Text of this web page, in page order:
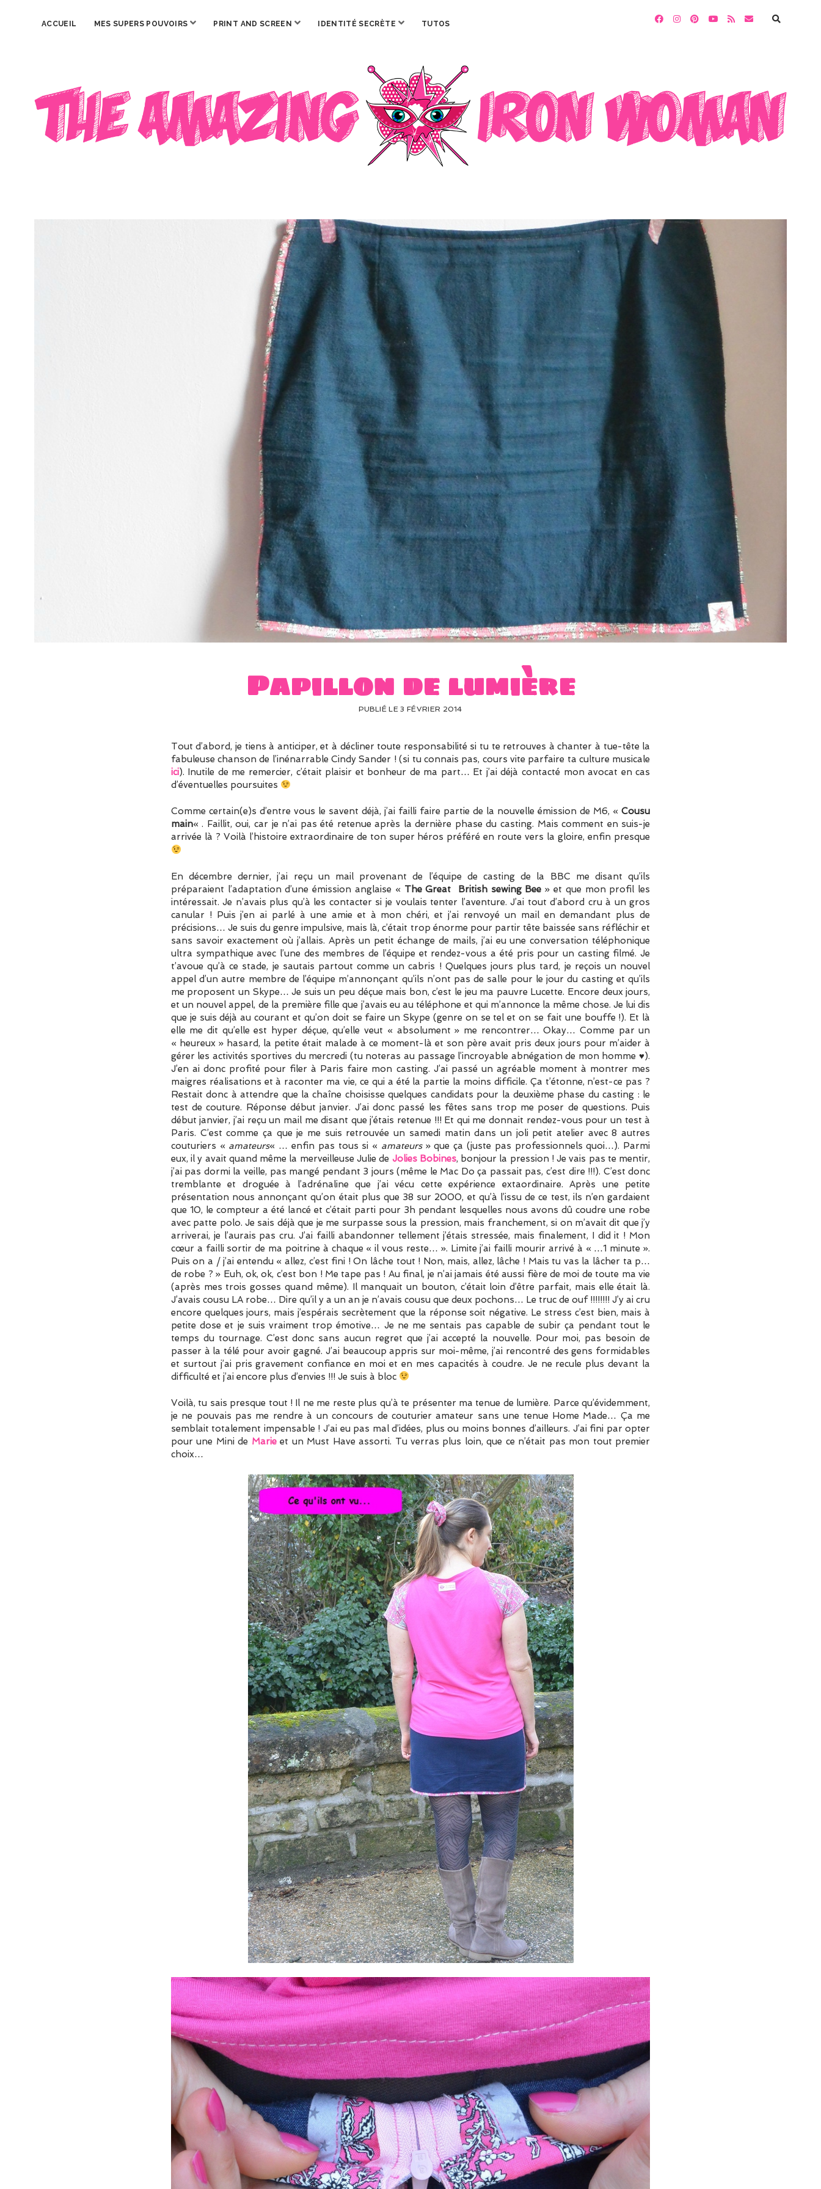
ACCUEIL MES SUPERS POUVOIRS ouvrirPRINT AND SCREEN ouvrir IDENTITÉ SECRÈTE ouvrir
TUTOS
facebookinstagram
pinterestyoutube
rss email
The
Amazing
Woman
Papillon de lumière
PUBLIÉ LE 3 FÉVRIER 2014
Tout d’abord, je tiens à anticiper, et à décliner toute responsabilité si tu te retrouves à chanter à tue-tête la
fabuleuse chanson de l’inénarrable Cindy Sander ! (si tu connais pas, cours vite parfaire ta culture musicale
ici). Inutile de me remercier, c’était plaisir et bonheur de ma part… Et j’ai déjà contacté mon avocat en cas
d’éventuelles poursuites
Comme certain(e)s d’entre vous le savent déjà, j’ai failli faire partie de la nouvelle émission de M6, «Cousu
main« . Faillit, oui, car je n’ai pas été retenue après la dernière phase du casting. Mais comment en suis-je
arrivée là ? Voilà l’histoire extraordinaire de ton super héros préféré en route vers la gloire, enfin presque
En décembre dernier, j’ai reçu un mail provenant de l’équipe de casting de la BBC me disant qu’ils
préparaient l’adaptation d’une émission anglaise « The Great British sewing Bee » et que mon profil les
intéressait. Je n’avais plus qu’à les contacter si je voulais tenter l’aventure. J’ai tout d’abord cru à un gros
canular ! Puis j’en ai parlé à une amie et à mon chéri, et j’ai renvoyé un mail en demandant plus de
précisions… Je suis du genre impulsive, mais là, c’était trop énorme pour partir tête baissée sans réfléchir et
sans savoir exactement où j’allais. Après un petit échange de mails, j’ai eu une conversation téléphonique
ultra sympathique avec l’une des membres de l’équipe et rendez-vous a été pris pour un casting filmé. Je
t’avoue qu’à ce stade, je sautais partout comme un cabris ! Quelques jours plus tard, je reçois un nouvel
appel d’un autre membre de l’équipe m’annonçant qu’ils n’ont pas de salle pour le jour du casting et qu’ils
me proposent un Skype… Je suis un peu déçue mais bon, c’est le jeu ma pauvre Lucette. Encore deux jours,
et un nouvel appel, de la première fille que j’avais eu au téléphone et qui m’annonce la même chose. Je lui dis
que je suis déjà au courant et qu’on doit se faire un Skype (genre on se tel et on se fait une bouffe !). Et là
elle me dit qu’elle est hyper déçue, qu’elle veut « absolument » me rencontrer… Okay… Comme par un
« heureux » hasard, la petite était malade à ce moment-là et son père avait pris deux jours pour m’aider à
gérer les activités sportives du mercredi (tu noteras au passage l’incroyable abnégation de mon homme ♥).
J’en ai donc profité pour filer à Paris faire mon casting. J’ai passé un agréable moment à montrer mes
maigres réalisations et à raconter ma vie, ce qui a été la partie la moins difficile. Ça t’étonne, n’est-ce pas ?
Restait donc à attendre que la chaîne choisisse quelques candidats pour la deuxième phase du casting : le
test de couture. Réponse début janvier. J’ai donc passé les fêtes sans trop me poser de questions. Puis
début janvier, j’ai reçu un mail me disant que j’étais retenue !!! Et qui me donnait rendez-vous pour un test à
Paris. C’est comme ça que je me suis retrouvée un samedi matin dans un joli petit atelier avec 8 autres
couturiers « amateurs« … enfin pas tous si « amateurs» que ça (juste pas professionnels quoi…). Parmi
eux, il y avait quand même la merveilleuse Julie de Jolies Bobines, bonjour la pression ! Je vais pas te mentir,
j’ai pas dormi la veille, pas mangé pendant 3 jours (même le Mac Do ça passait pas, c’est dire !!!). C’est donc
tremblante et droguée à l’adrénaline que j’ai vécu cette expérience extaordinaire. Après une petite
présentation nous annonçant qu’on était plus que 38 sur 2000, et qu’à l’issu de ce test, ils n’en gardaient
que 10, le compteur a été lancé et c’était parti pour 3h pendant lesquelles nous avons dû coudre une robe
avec patte polo. Je sais déjà que je me surpasse sous la pression, mais franchement, si on m’avait dit que j’y
arriverai, je l’aurais pas cru. J’ai failli abandonner tellement j’étais stressée, mais finalement, I did it ! Mon
cœur a failli sortir de ma poitrine à chaque « il vous reste… ». Limite j’ai failli mourir arrivé à « …1 minute ».
Puis on a / j’ai entendu « allez, c’est fini ! On lâche tout ! Non, mais, allez, lâche ! Mais tu vas la lâcher ta p…
de robe ? » Euh, ok, ok, c’est bon ! Me tape pas ! Au final, je n’ai jamais été aussi fière de moi de toute ma vie
(après mes trois gosses quand même). Il manquait un bouton, c’était loin d’être parfait, mais elle était là.
J’avais cousu LA robe… Dire qu’il y a un an je n’avais cousu que deux pochons… Le truc de ouf !!!!!!!! J’y ai cru
encore quelques jours, mais j’espérais secrètement que la réponse soit négative. Le stress c’est bien, mais à
petite dose et je suis vraiment trop émotive… Je ne me sentais pas capable de subir ça pendant tout le
temps du tournage. C’est donc sans aucun regret que j’ai accepté la nouvelle. Pour moi, pas besoin de
passer à la télé pour avoir gagné. J’ai beaucoup appris sur moi-même, j’ai rencontré des gens formidables
et surtout j’ai pris gravement confiance en moi et en mes capacités à coudre. Je ne recule plus devant la
difficulté et j’ai encore plus d’envies !!! Je suis à bloc
Voilà, tu sais presque tout ! Il ne me reste plus qu’à te présenter ma tenue de lumière. Parce qu’évidemment,
je ne pouvais pas me rendre à un concours de couturier amateur sans une tenue Home Made… Ça me
semblait totalement impensable ! J’ai eu pas mal d’idées, plus ou moins bonnes d’ailleurs. J’ai fini par opter
pour une Mini de Marieet un Must Have assorti. Tu verras plus loin, que ce n’était pas mon tout premier
choix…